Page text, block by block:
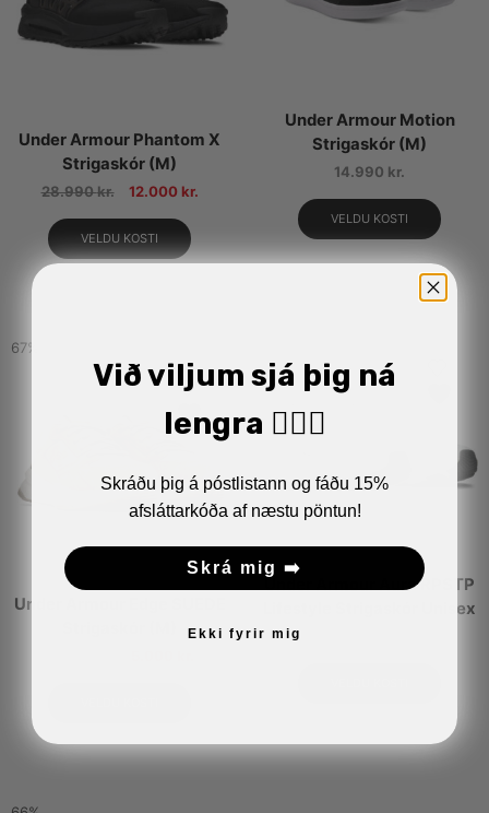
Under Armour Phantom X
Strigaskór (M)
28.990kr. 12.000 kr.
VELDU KOSTI
Under Armour Motion
Strigaskór (M)
14.990 kr.
VELDU KOSTI
67%
Under Armour Edge SUEDE
Under Armour Aura RPSTP
Lifestyle Strigaskór Unisex
Við viljum sjá þig ná
lengra 🏋🏼‍♂️
Skráðu þig á póstlistann og fáðu 15%
afsláttarkóða af næstu pöntun!
Skrá mig ➡️
Ekki fyrir mig